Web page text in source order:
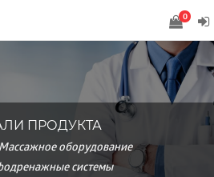
0
ПРОДУКТА
Массажное оборудование
системы